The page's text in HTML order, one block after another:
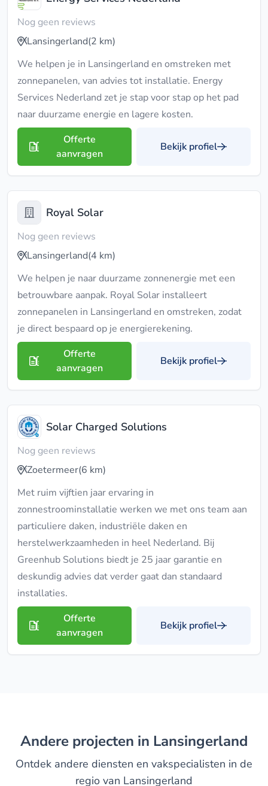
Nog geen reviews
Lansingerland(2 km)
We helpen je in Lansingerland en omstreken met
zonnepanelen, van advies tot installatie. Energy
Services Nederland zet je stap voor stap op het pad
naar duurzame energie en lagere kosten.
Offerte
aanvragen
Bekijk profiel
Royal Solar
Nog geen reviews
Lansingerland(4 km)
We helpen je naar duurzame zonnenergie met een
betrouwbare aanpak. Royal Solar installeert
zonnepanelen in Lansingerland en omstreken, zodat
je direct bespaard op je energierekening.
Offerte
aanvragen
Bekijk profiel
Solar Charged Solutions
Nog geen reviews
Zoetermeer(6 km)
Met ruim vijftien jaar ervaring in
zonnestroominstallatie werken we met ons team aan
particuliere daken, industriële daken en
herstelwerkzaamheden in heel Nederland. Bij
Greenhub Solutions biedt je 25 jaar garantie en
deskundig advies dat verder gaat dan standaard
installaties.
Offerte
aanvragen
Bekijk profiel
Andere projecten in Lansingerland
Ontdek andere diensten en vakspecialisten in de
regio van Lansingerland